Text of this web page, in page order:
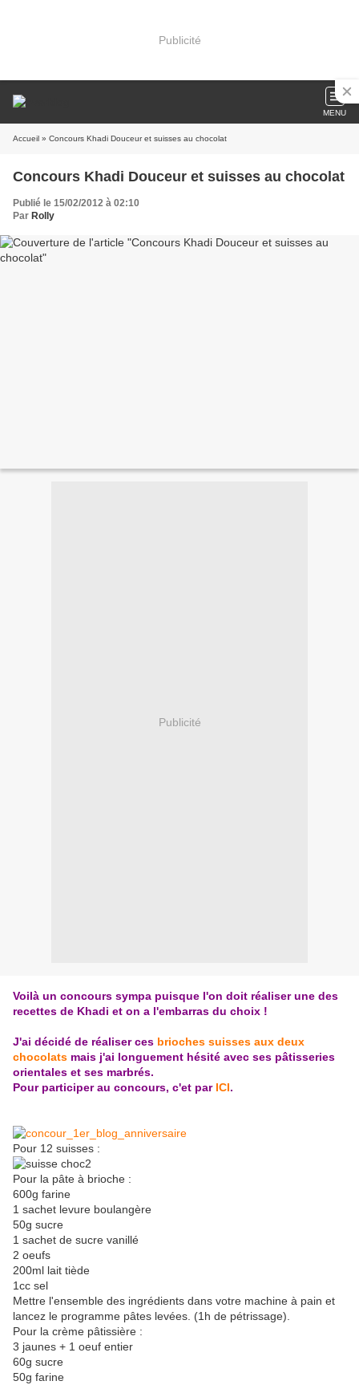
Publicité
MENU
Accueil » Concours Khadi Douceur et suisses au chocolat
Concours Khadi Douceur et suisses au chocolat
Publié le 15/02/2012 à 02:10
Par Rolly
Publicité
Voilà un concours sympa puisque l'on doit réaliser une des
recettes de Khadi et on a l'embarras du choix !
J'ai décidé de réaliser ces brioches suisses aux deux
chocolats mais j'ai longuement hésité avec ses pâtisseries
orientales et ses marbrés.
Pour participer au concours, c'et par ICI.
Pour 12 suisses :
Pour la pâte à brioche :
600g farine
1 sachet levure boulangère
50g sucre
1 sachet de sucre vanillé
2 oeufs
200ml lait tiède
1cc sel
Mettre l'ensemble des ingrédients dans votre machine à pain et
lancez le programme pâtes levées. (1h de pétrissage).
Pour la crème pâtissière :
3 jaunes + 1 oeuf entier
60g sucre
50g farine